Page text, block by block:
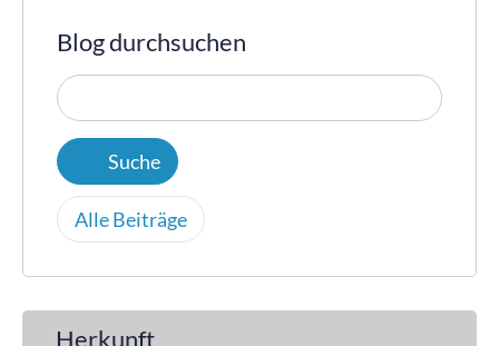
Blog durchsuchen
Alle Beiträge
Herkunft